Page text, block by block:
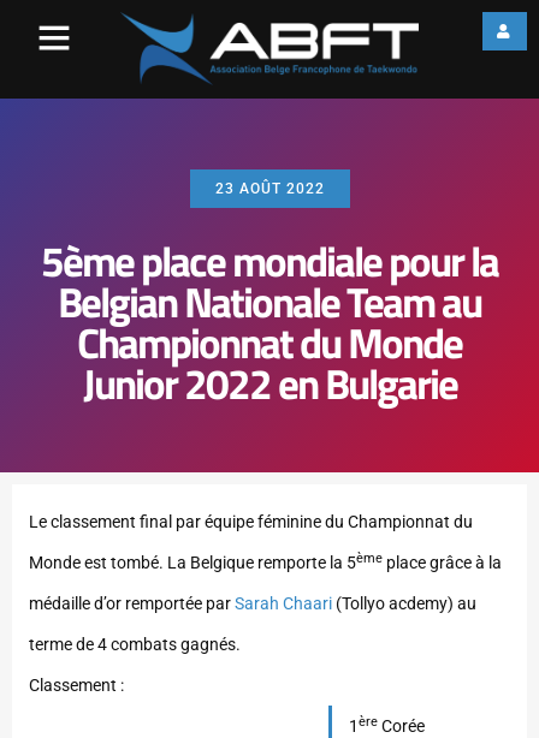
23 AOÛT 2022
5ème place mondiale pour la
Belgian Nationale Team au
Championnat du Monde
Junior 2022 en Bulgarie
Le classement final par équipe féminine du Championnat du
Monde est tombé. La Belgique remporte la 5ème place grâce à la
médaille d’or remportée parSarah Chaari (Tollyo acdemy) au
terme de 4 combats gagnés.
Classement :
1 èreCorée